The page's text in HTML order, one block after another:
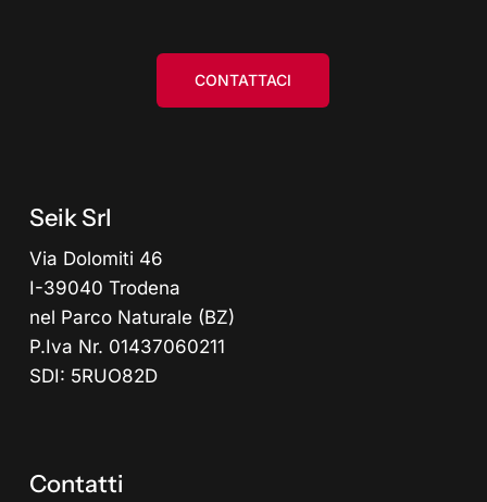
CONTATTACI
Seik Srl
Via Dolomiti 46
I-39040 Trodena
nel Parco Naturale (BZ)
P.Iva Nr. 01437060211
SDI: 5RUO82D
Contatti